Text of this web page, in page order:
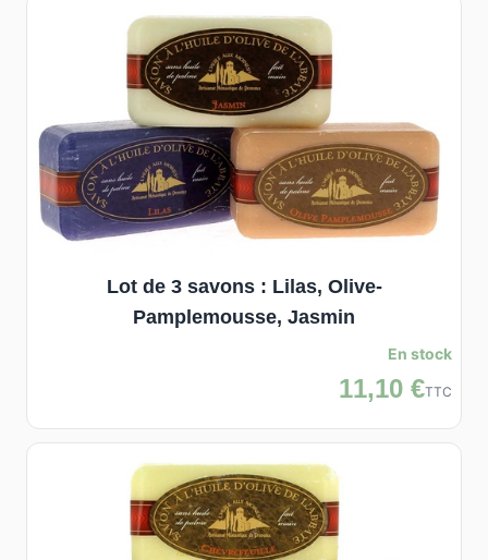
Lot de 3 savons : Lilas, Olive-
Pamplemousse, Jasmin
En stock
11,10 €TTC